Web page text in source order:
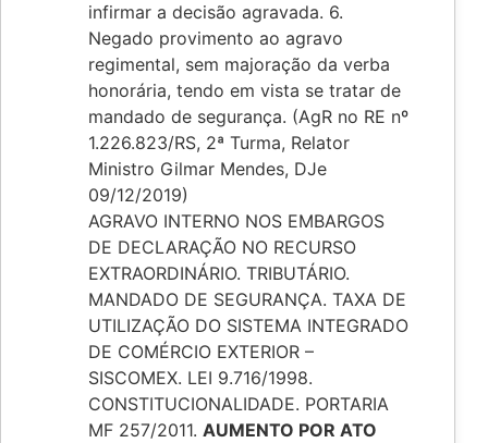
infirmar a decisão agravada. 6.
Negado provimento ao agravo
regimental, sem majoração da verba
honorária, tendo em vista se tratar de
mandado de segurança. (AgR no RE nº
1.226.823/RS, 2ª Turma, Relator
Ministro Gilmar Mendes, DJe
09/12/2019)
AGRAVO INTERNO NOS EMBARGOS
DE DECLARAÇÃO NO RECURSO
EXTRAORDINÁRIO. TRIBUTÁRIO.
MANDADO DE SEGURANÇA. TAXA DE
UTILIZAÇÃO DO SISTEMA INTEGRADO
DE COMÉRCIO EXTERIOR –
SISCOMEX. LEI 9.716/1998.
CONSTITUCIONALIDADE. PORTARIA
MF 257/2011. AUMENTO POR ATO